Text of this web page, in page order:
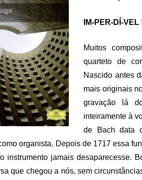
IM-PER-DÍ-VEL
Muitos
quarteto de
Nascido antes
mais originais
gravação lá
inteiramente à
de Bach data
organista. Depois de 1717 essa
instrumento jamais desaparecesse.
que chegou a nós, sem